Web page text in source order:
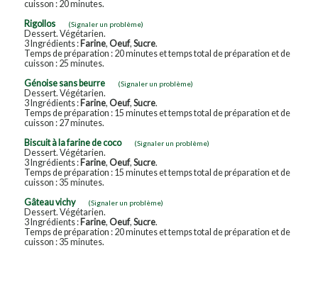
cuisson : 20 minutes.
Rigollos
(Signaler un problème)
Dessert. Végétarien.
3 Ingrédients : Farine, Oeuf, Sucre.
Temps de préparation : 20 minutes et temps total de préparation et de
cuisson : 25 minutes.
Génoise sans beurre
(Signaler un problème)
Dessert. Végétarien.
3 Ingrédients : Farine, Oeuf, Sucre.
Temps de préparation : 15 minutes et temps total de préparation et de
cuisson : 27 minutes.
Biscuit à la farine de coco
(Signaler un problème)
Dessert. Végétarien.
3 Ingrédients : Farine, Oeuf, Sucre.
Temps de préparation : 15 minutes et temps total de préparation et de
cuisson : 35 minutes.
Gâteau vichy
(Signaler un problème)
Dessert. Végétarien.
3 Ingrédients : Farine, Oeuf, Sucre.
Temps de préparation : 20 minutes et temps total de préparation et de
cuisson : 35 minutes.